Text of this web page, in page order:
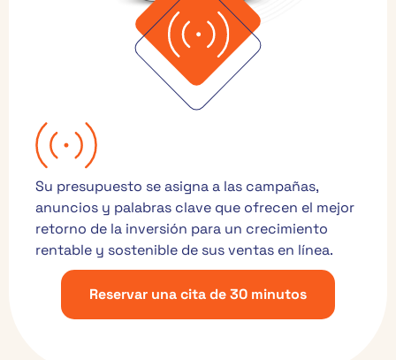
Su presupuesto se asigna a las campañas,
anuncios y palabras clave que ofrecen el mejor
retorno de la inversión para un crecimiento
rentable y sostenible de sus ventas en línea.
Reservar una cita de 30 minutos